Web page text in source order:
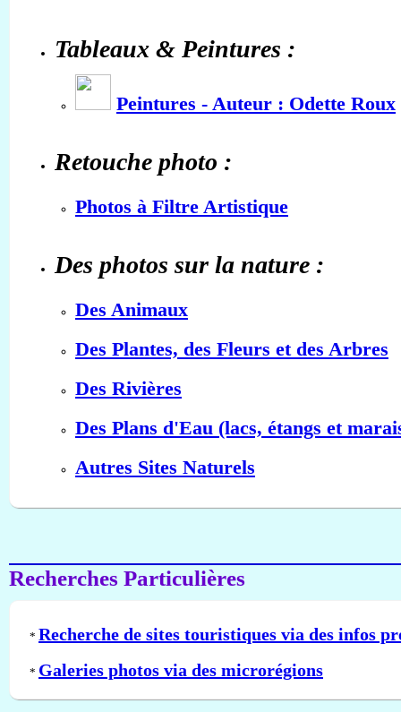
Tableaux & Peintures :
Peintures - Auteur : Odette Roux
Retouche photo :
Photos à Filtre Artistique
Des photos sur la nature :
Des Animaux
Des Plantes, des Fleurs et des Arbres
Des Rivières
Des Plans d'Eau (lacs, étangs et
Autres Sites Naturels
Recherches Particulières
* Recherche de sites touristiques via des infos
* Galeries photos via des microrégions